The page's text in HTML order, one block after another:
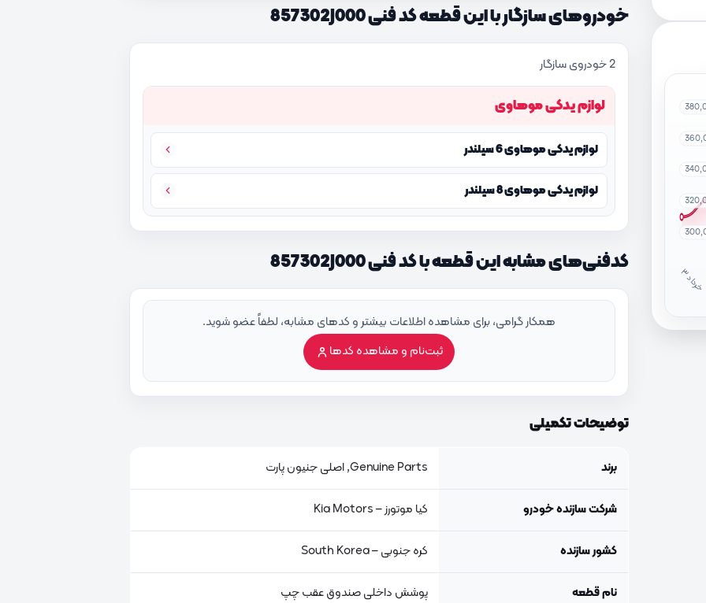
خ
ر
داد
۳
خودروهای سازگار با این قطعه کد فنی 857302J000
2 خودروی سازگار
لوازم یدکی موهاوی
لوازم یدکی موهاوی 6 سیلندر
لوازم یدکی موهاوی 8 سیلندر
کدفنی‌های مشابه این قطعه با کد فنی 857302J000
همکار گرامی، برای مشاهده اطلاعات بیشتر و کدهای مشابه، لطفاً عضو شوید.
ثبت‌نام و مشاهده کدها
توضیحات تکمیلی
برند Genuine Parts, اصلی جنیون پارت
شرکت سازنده خودرو کیا موتورز – Kia Motors
کشور سازنده کره جنوبی – South Korea
نام قطعه پوشش داخلی صندوق عقب چپ